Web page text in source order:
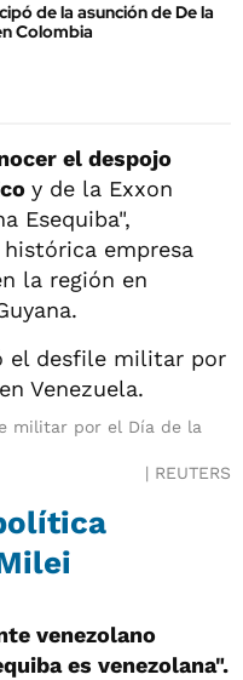
de la asunción de De la
Colombia
el despojo
y de la Exxon
Esequiba",
empresa
la región en
militar por el Día de la
REUTERS
venezolano
es venezolana".